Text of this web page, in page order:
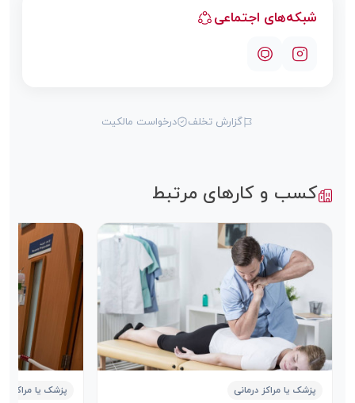
شبکه‌های اجتماعی
گزارش تخلف درخواست مالکیت
کسب و کارهای مرتبط
پزشک یا مراکز درمانی پزشک یا مراکز